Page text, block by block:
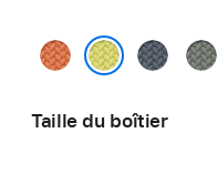
Curcuma
Bleu
Gris
Taille du boîtier